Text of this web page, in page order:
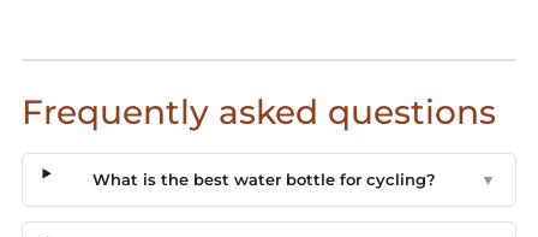
Frequently asked questions
What is the best water bottle for cycling? ▼